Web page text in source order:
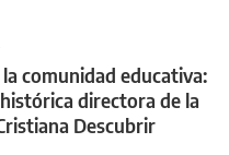
comunidad educativa:
directora de la
Descubrir